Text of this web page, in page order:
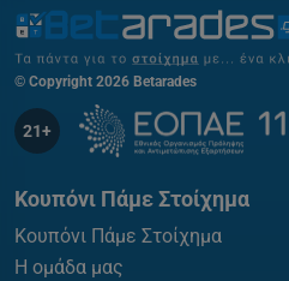
© Copyright 2026 Betarades
21+
Κουπόνι Πάμε Στοίχημα
Κουπόνι Πάμε Στοίχημα
Η ομάδα μας